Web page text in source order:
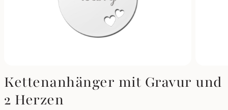
Kettenanhänger mit Gravur und
2 Herzen